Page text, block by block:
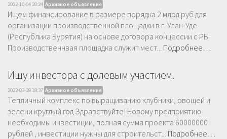
2022-10-04 20:24 Архивное объявление
Ищем финансирование в размере порядка 2 млрд руб для
организации производственной площадки в г. Улан-Уде
(Республика Бурятия) на основе договора концессии с РБ.
Производственнвая площадка служит мест... Подробнее…
Ищу инвестора с долевым участием.
2022-03-28 18:37 Архивное объявление
Тепличный комплекс по выращиванию клубники, овощей и
зелени круглый год Здравствуйте! Новому предприятию
необходимы инвестиции, полная сумма проекта 60000000
рублей , инвестиции нужны для строительст... Подробнее…